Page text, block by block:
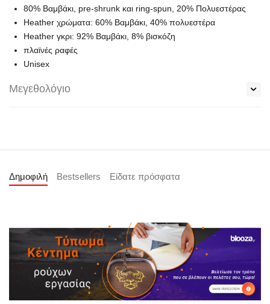
80% Βαμβάκι, pre-shrunk και ring-spun, 20% Πολυεστέρας
Heather χρώματα: 60% Βαμβάκι, 40% πολυεστέρα
Heather γκρι: 92% Βαμβάκι, 8% βισκόζη
πλαϊνές ραφές
Unisex
Μεγεθολόγιο
Δημοφιλή Bestsellers Είδατε πρόσφατα